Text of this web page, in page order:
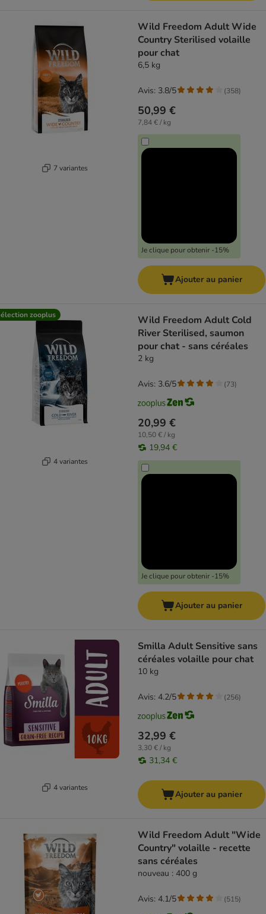
7 variantes
Wild Freedom Adult Wide
Country Sterilised volaille
pour chat
6,5 kg
50,99 €
7,84 € / kg
Je clique pour obtenir -15%
Avis: 3.8/5 (358)
Ajouter au panier
zooplus
4 variantes
Wild Freedom Adult Cold
River Sterilised, saumon
pour chat - sans céréales
2 kg
20,99 €
10,50 € / kg
19,94 €
Je clique pour obtenir -15%
Avis: 3.6/5 (73)
Ajouter au panier
4 variantes
Smilla Adult Sensitive sans
céréales volaille pour chat
10 kg
32,99 €
3,30 € / kg
31,34 €
Avis: 4.2/5 (256)
Ajouter au panier
Wild Freedom Adult "Wide
Country" volaille - recette
sans céréales
nouveau : 400 g
Avis: 4.1/5 (515)